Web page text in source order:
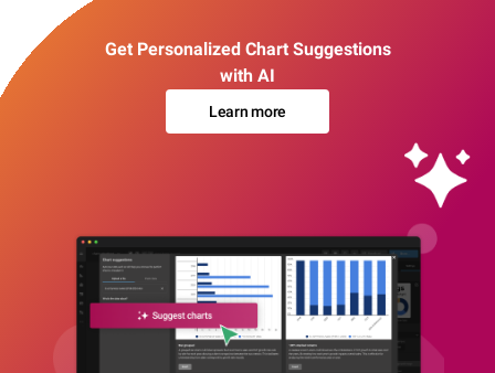
Get Personalized Chart Suggestions
with AI
Learn more